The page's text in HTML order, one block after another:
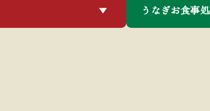
うなぎお食事処